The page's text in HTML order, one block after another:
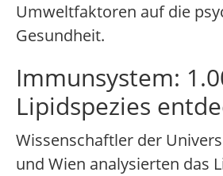
Umweltfaktoren auf die
Gesundheit.
Immunsystem:
Lipidspezies
Wissenschaftler der
und Wien analysierten das